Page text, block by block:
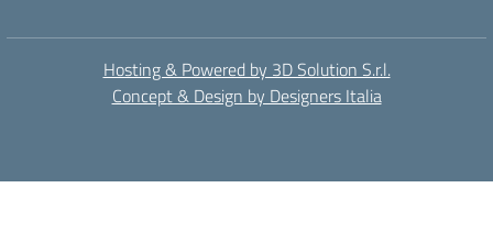
Hosting & Powered by 3D Solution S.r.l.
Concept & Design by Designers Italia